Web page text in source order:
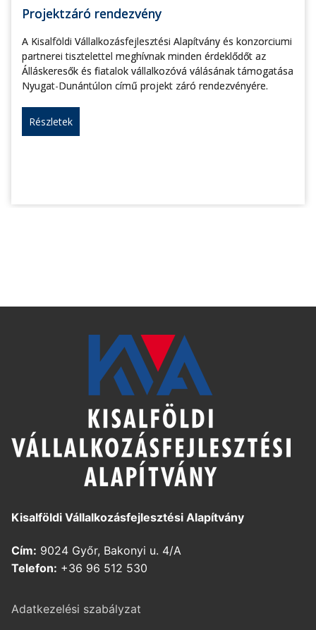
Projektzáró rendezvény
A Kisalföldi Vállalkozásfejlesztési Alapítvány és konzorciumi
partnerei tisztelettel meghívnak minden érdeklődőt az
Álláskeresők és fiatalok vállalkozóvá válásának támogatása
Nyugat-Dunántúlon című projekt záró rendezvényére.
Részletek
Kisalföldi Vállalkozásfejlesztési Alapítvány
Cím: 9024 Győr, Bakonyi u. 4/A
Telefon: +36 96 512 530
Adatkezelési szabályzat